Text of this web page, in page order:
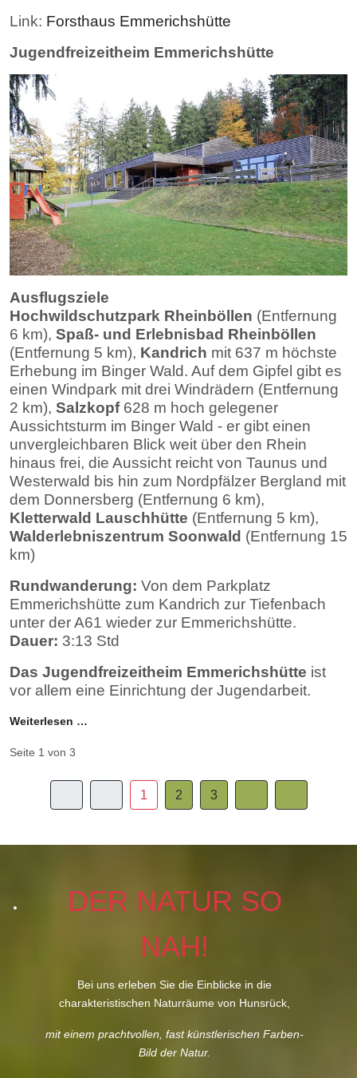
Link: Forsthaus Emmerichshütte
Jugendfreizeitheim Emmerichshütte
Ausflugsziele
Hochwildschutzpark Rheinböllen (Entfernung
6 km), Spaß- und Erlebnisbad Rheinböllen
(Entfernung 5 km), Kandrich mit 637 m höchste
Erhebung im Binger Wald. Auf dem Gipfel gibt es
einen Windpark mit drei Windrädern (Entfernung
2 km), Salzkopf628 m hoch gelegener
Aussichtsturm im Binger Wald - er gibt einen
unvergleichbaren Blick weit über den Rhein
hinaus frei, die Aussicht reicht von Taunus und
Westerwald bis hin zum Nordpfälzer Bergland mit
dem Donnersberg (Entfernung 6 km),
Kletterwald Lauschhütte (Entfernung 5 km),
Walderlebniszentrum Soonwald (Entfernung 15
km)
Rundwanderung: Von dem Parkplatz
Emmerichshütte zum Kandrich zur Tiefenbach
unter der A61 wieder zur Emmerichshütte.
Dauer: 3:13 Std
Das Jugendfreizeitheim Emmerichshütte ist
vor allem eine Einrichtung der Jugendarbeit.
Weiterlesen …
Seite 1 von 3
1 2 3
DER NATUR SO
NAH!
Bei uns erleben Sie die Einblicke in die
charakteristischen Naturräume von Hunsrück,
mit einem prachtvollen, fast künstlerischen Farben-
Bild der Natur.